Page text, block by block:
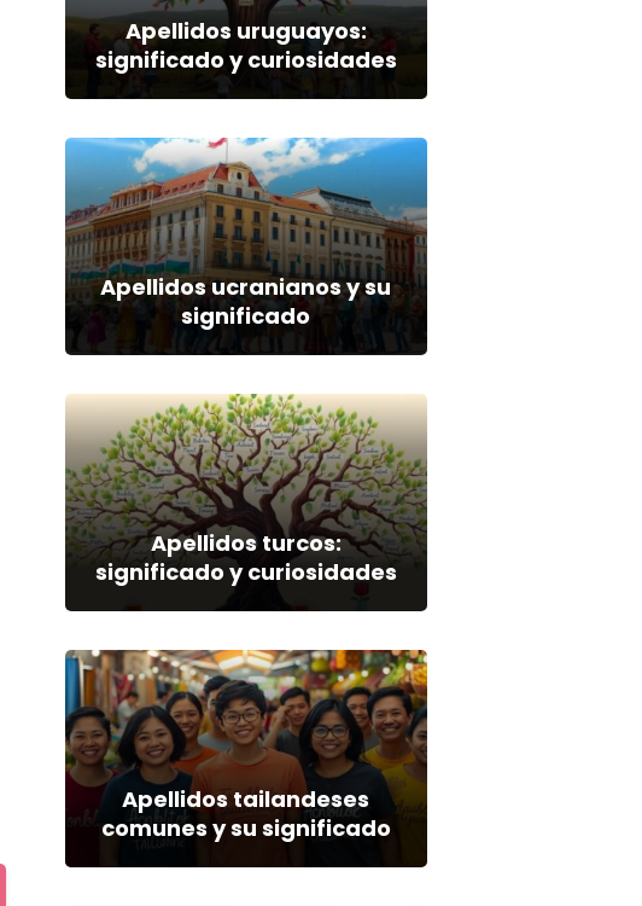
Apellidos uruguayos:
significado y curiosidades
Apellidos ucranianos y su
significado
Apellidos turcos:
significado y curiosidades
Apellidos tailandeses
comunes y su significado